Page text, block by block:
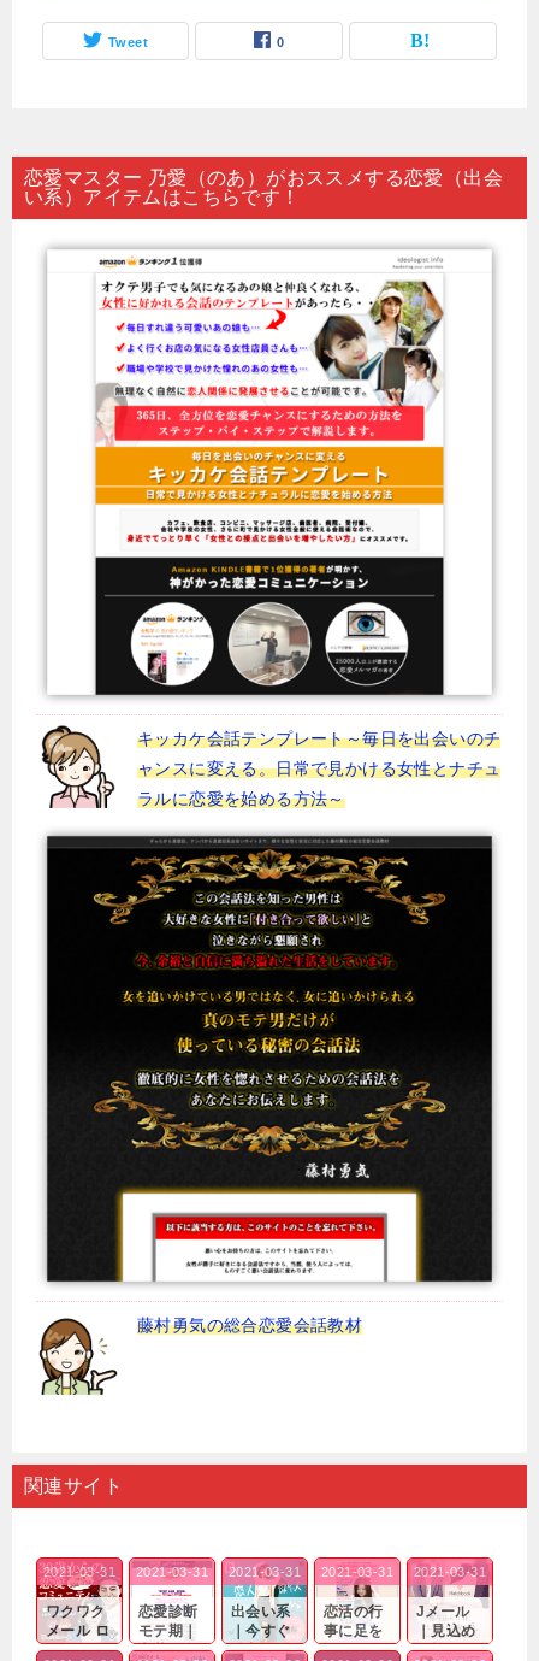
Tweet 0
恋愛マスター 乃愛（のあ）がおススメする恋愛（出会
い系）アイテムはこちらです！
キッカケ会話テンプレート～毎日を出会いのチ
ャンスに変える。日常で見かける女性とナチュ
ラルに恋愛を始める方法～
藤村勇気の総合恋愛会話教材
関連サイト
ワクワク
メール ロ
グイン pc
2021-03-31
恋愛診断
モテ期｜
老若男女
2021-03-31
出会い系
｜今すぐ
仲良くな
2021-03-31
恋活の行
事に足を
運んでも
2021-03-31
Jメール
｜見込め
る効果が
2021-03-31